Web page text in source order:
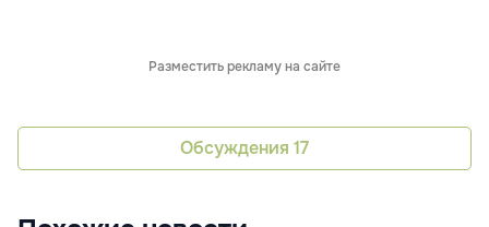
Разместить рекламу на сайте
Обсуждения 17